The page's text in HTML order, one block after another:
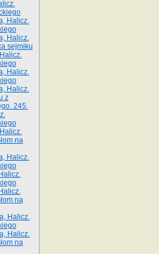
Halicz.
Halicz.
sejmiku
Halicz.
Halicz.
z
245.
na
Halicz.
na
Halicz.
Halicz.
na